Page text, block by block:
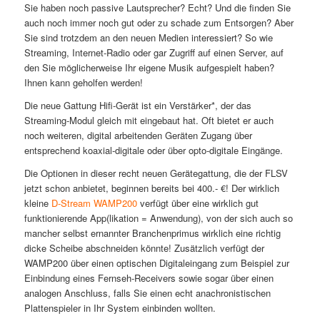
Sie haben noch passive Lautsprecher? Echt? Und die finden Sie
auch noch immer noch gut oder zu schade zum Entsorgen? Aber
Sie sind trotzdem an den neuen Medien interessiert? So wie
Streaming, Internet-Radio oder gar Zugriff auf einen Server, auf
den Sie möglicherweise Ihr eigene Musik aufgespielt haben?
Ihnen kann geholfen werden!
Die neue Gattung Hifi-Gerät ist ein Verstärker*, der das
Streaming-Modul gleich mit eingebaut hat. Oft bietet er auch
noch weiteren, digital arbeitenden Geräten Zugang über
entsprechend koaxial-digitale oder über opto-digitale Eingänge.
Die Optionen in dieser recht neuen Gerätegattung, die der FLSV
jetzt schon anbietet, beginnen bereits bei 400.- €! Der wirklich
kleine D-Stream WAMP200verfügt über eine wirklich gut
funktionierende App(likation = Anwendung), von der sich auch so
mancher selbst ernannter Branchenprimus wirklich eine richtig
dicke Scheibe abschneiden könnte! Zusätzlich verfügt der
WAMP200 über einen optischen Digitaleingang zum Beispiel zur
Einbindung eines Fernseh-Receivers sowie sogar über einen
analogen Anschluss, falls Sie einen echt anachronistischen
Plattenspieler in Ihr System einbinden wollten.